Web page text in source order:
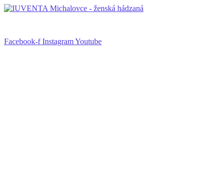
Facebook-f InstagramYoutube